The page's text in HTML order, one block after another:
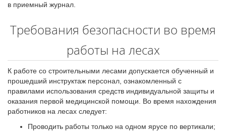
в приемный журнал.
Требования безопасности во время
работы на лесах
К работе со строительными лесами допускается обученный и
прошедший инструктаж персонал, ознакомленный с
правилами использования средств индивидуальной защиты и
оказания первой медицинской помощи. Во время нахождения
работников на лесах следует:
Проводить работы только на одном ярусе по вертикали;